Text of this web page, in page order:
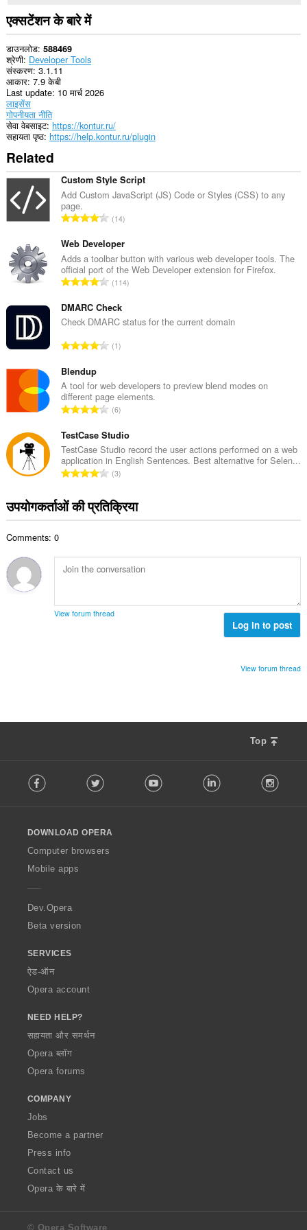
than
Opera.
यह
एक्सटेंशन
आपके
टैब
और
ब्राउज़िंग
गतिविधि
तक
पहुँच
प्राप्त
कर
सकता
एक्सटेंशन के बारे में
डाउनलोड 588469
श्रेणी Developer Tools
संस्करण 3.1.11
आकार 7.9 केबी
Last update 10 मार्च 2026
लाइसेंस
गोपनीयता नीति
सेवा वेबसाइट https://kontur.ru/
सहायता पृष्ठ https://help.kontur.ru/plugin
Related
Custom Style Script
Add Custom JavaScript (JS) Code or Styles (CSS) to any
page.
रे
ग
की
कु
ल
ख्या
:
14
Web Developer
Adds a toolbar button with various web developer tools. The
official port of the Web Developer extension for Firefox.
रे
ग
की
ल
:
114
DMARC Check
Check DMARC status for the current domain
रे
की
कु
ल
ख्या
:
1
Blendup
A tool for web developers to preview blend modes on
different page elements.
रे
ग
की
कु
ल
ख्या
:
6
TestCase Studio
TestCase Studio record the user actions performed on a web
application in English Sentences. Best alternative for Selen...
रे
ग
की
सं
ख्या
3
उपयोगकर्ताओं की प्रतिक्रिया
Comments: 0
View forum thread
Log in to post
View forum thread
Top
o
w
O
p
a
Facebook Twitter Youtube LinkedIn
DOWNLOAD OPERA
Computer browsers
Mobile apps
Dev.Opera
Beta version
SERVICES
ऐड-ऑन
Opera account
NEED HELP?
सहायता और समर्थन
Opera ब्लॉग
Opera forums
COMPANY
Jobs
Become a partner
Press info
Contact us
Opera के बारे में
© Opera Software